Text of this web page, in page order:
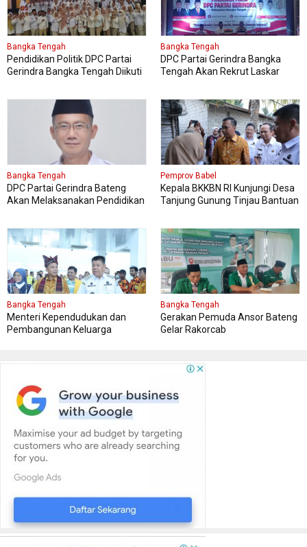
Bangka Tengah
Pendidikan Politik DPC Partai
Gerindra Bangka Tengah Diikuti
Bangka Tengah
DPC Partai Gerindra Bangka
Tengah Akan Rekrut Laskar
Bangka Tengah
DPC Partai Gerindra Bateng
Akan Melaksanakan Pendidikan
Pemprov Babel
Kepala BKKBN RI Kunjungi Desa
Tanjung Gunung Tinjau Bantuan
Bangka Tengah
Menteri Kependudukan dan
Pembangunan Keluarga
Bangka Tengah
Gerakan Pemuda Ansor Bateng
Gelar Rakorcab